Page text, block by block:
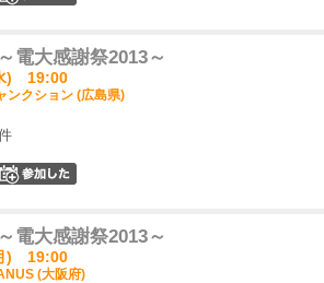
電大感謝祭2013～
) 19:00
ンクション (広島県)
電大感謝祭2013～
) 19:00
(大阪府)